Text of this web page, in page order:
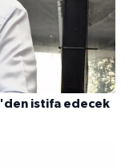
istifa edecek